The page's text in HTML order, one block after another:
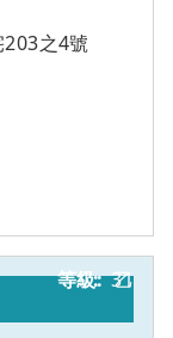
203之4號
31
乙